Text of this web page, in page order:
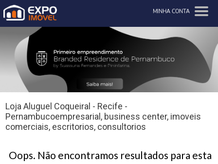
MINHA CONTA
Loja Aluguel Coqueiral - Recife -
Pernambucoempresarial, business center, imoveis
comerciais, escritorios, consultorios
Oops. Não encontramos resultados para esta